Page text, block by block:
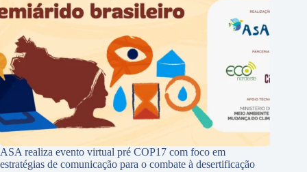
ASA realiza evento virtual pré COP17 com foco em
estratégias de comunicação para o combate à desertificação